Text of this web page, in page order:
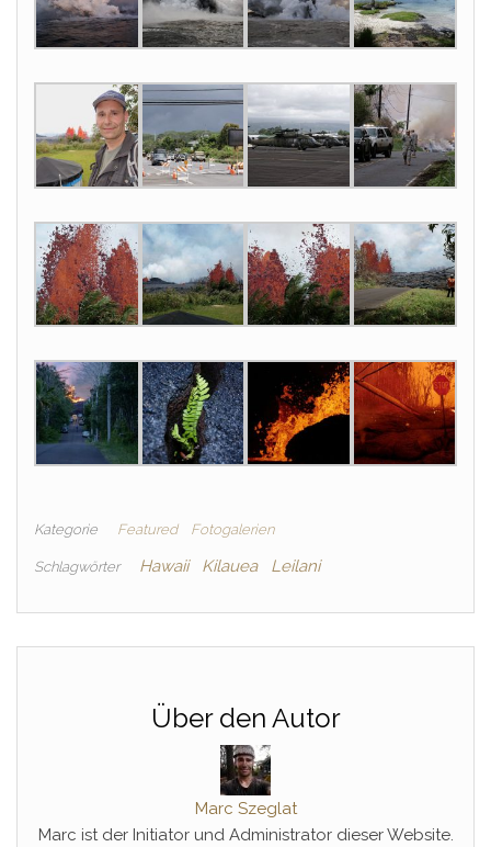
Kategorie Featured Fotogalerien
Schlagwörter Hawaii Kilauea Leilani
Über den Autor
Marc Szeglat
Marc ist der Initiator und Administrator dieser Website.